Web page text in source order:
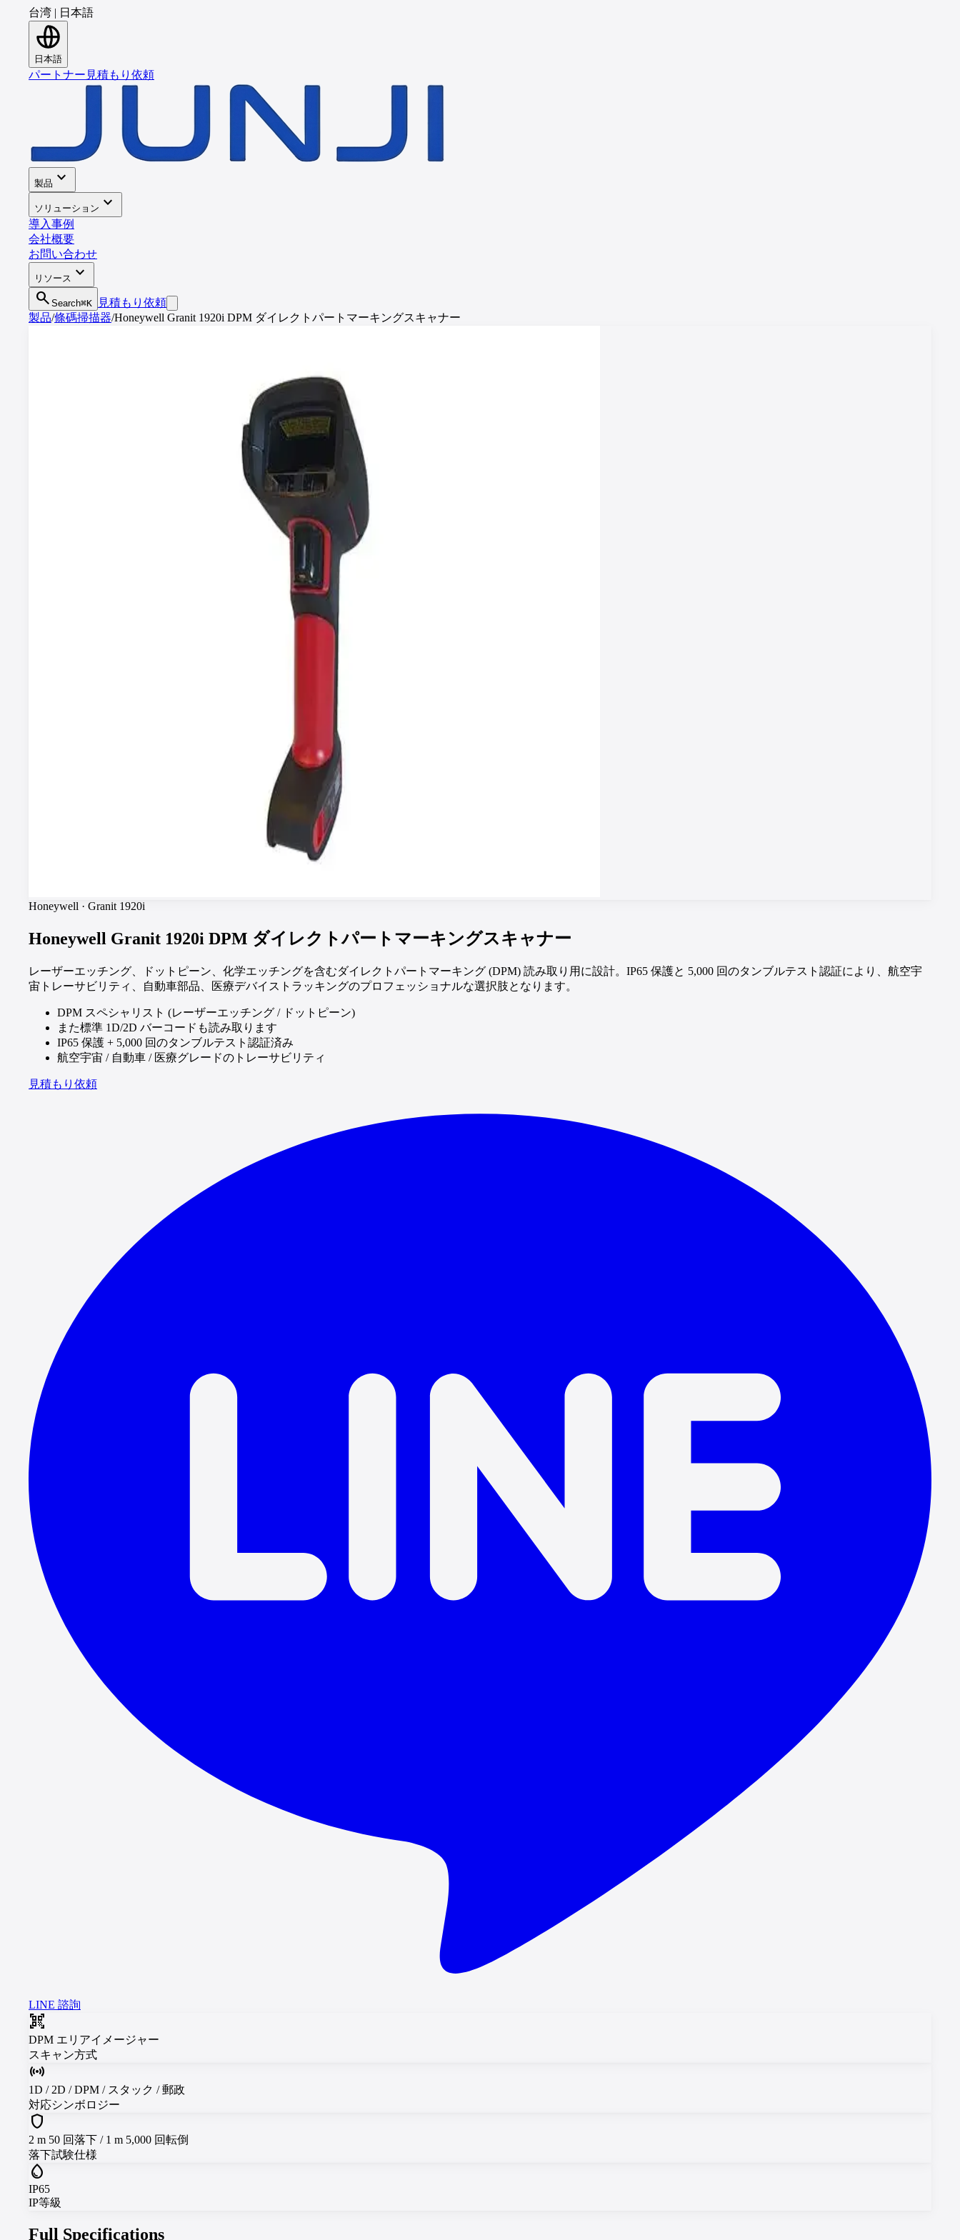
台湾 | 日本語
日本語
パートナー 見積もり依頼
製品 expand_more
ソリューション expand_more
導入事例
会社概要
お問い合わせ
リソース expand_more
search Search⌘K
見積もり依頼
製品/條碼掃描器/Honeywell Granit 1920i DPM ダイレクトパートマーキングスキャナー
Honeywell · Granit 1920i
Honeywell Granit 1920i DPM ダイレクトパートマーキングスキャナー
レーザーエッチング、ドットピーン、化学エッチングを含むダイレクトパートマーキング (DPM) 読み取り用に設計。IP65 保護と 5,000 回のタンブルテスト認証により、航空宇
宙トレーサビリティ、自動車部品、医療デバイストラッキングのプロフェッショナルな選択肢となります。
DPM スペシャリスト (レーザーエッチング / ドットピーン)
また標準 1D/2D バーコードも読み取ります
IP65 保護 + 5,000 回のタンブルテスト認証済み
航空宇宙 / 自動車 / 医療グレードのトレーサビリティ
見積もり依頼
LINE 諮詢
qr_code_scanner
DPM エリアイメージャー
スキャン方式
sensors
1D / 2D / DPM / スタック / 郵政
対応シンボロジー
shield
2 m 50 回落下 / 1 m 5,000 回転倒
落下試験仕様
water_drop
IP65
IP等級
Full Specifications